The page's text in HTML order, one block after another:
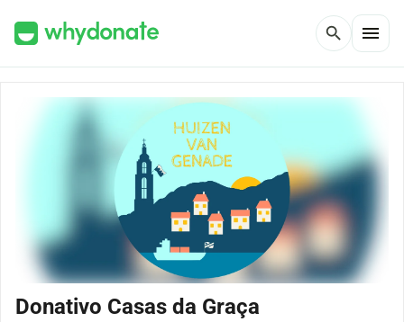
search menu
Donativo Casas da Graça